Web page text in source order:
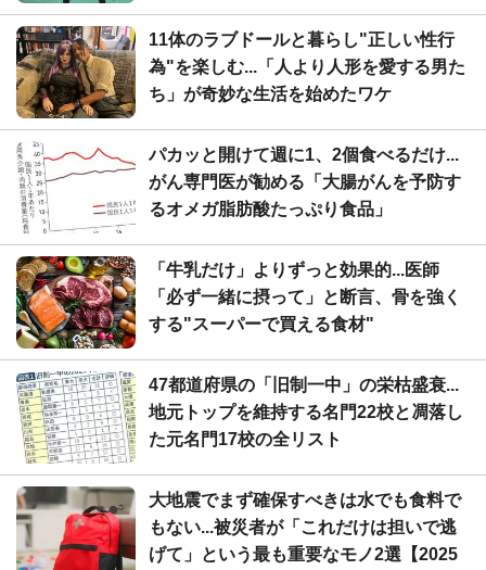
11体のラブドールと暮らし"正しい性行
為"を楽しむ...「人より人形を愛する男た
ち」が奇妙な生活を始めたワケ
パカッと開けて週に1、2個食べるだけ...
がん専門医が勧める「大腸がんを予防す
るオメガ脂肪酸たっぷり食品」
「牛乳だけ」よりずっと効果的...医師
「必ず一緒に摂って」と断言、骨を強く
する"スーパーで買える食材"
47都道府県の「旧制一中」の栄枯盛衰...
地元トップを維持する名門22校と凋落し
た元名門17校の全リスト
大地震でまず確保すべきは水でも食料で
もない...被災者が「これだけは担いで逃
げて」という最も重要なモノ2選【2025